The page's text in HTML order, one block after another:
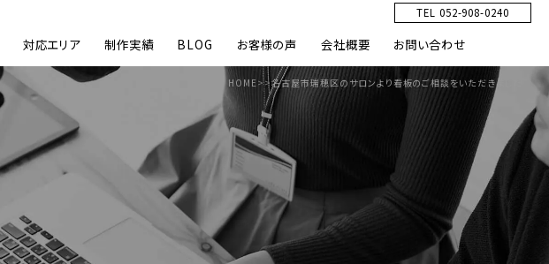
対応エリア 制作実績 BLOG お客様の声 会社概要 お問い合わせ
TEL 052-908-0240
HOME>>名古屋市瑞穂区のサロンより看板のご相談をいただきました